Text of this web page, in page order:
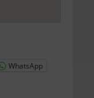
WhatsApp